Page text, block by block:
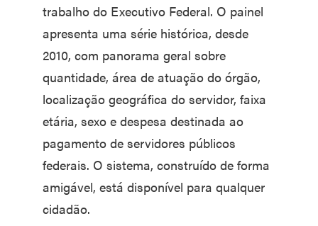
trabalho do Executivo Federal. O painel
apresenta uma série histórica, desde
2010, com panorama geral sobre
quantidade, área de atuação do órgão,
localização geográfica do servidor, faixa
etária, sexo e despesa destinada ao
pagamento de servidores públicos
federais. O sistema, construído de forma
amigável, está disponível para qualquer
cidadão.